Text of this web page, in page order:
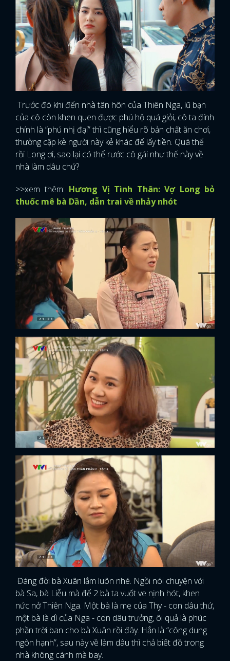
Trước đó khi đến nhà tân hôn của Thiên Nga, lũ bạn
của cô còn khen quen được phú hộ quá giỏi, cô ta đính
chính là “phú nhị đại” thì cũng hiểu rõ bản chất ăn chơi,
thường cặp kè người này kẻ khác để lấy tiền. Quá thể
rồi Long ơi, sao lại có thể rước cô gái như thế này về
nhà làm dâu chứ?
>>xem thêm: Hương Vị Tình Thân: Vợ Long bỏ
thuốc mê bà Dần, dẫn trai về nhảy nhót
Đáng đời bà Xuân lắm luôn nhé. Ngồi nói chuyện với
bà Sa, bà Liễu mà để 2 bà ta vuốt ve nịnh hót, khen
nức nở Thiên Nga. Một bà là mẹ của Thy - con dâu thứ,
một bà là dì của Nga - con dâu trưởng, ôi quả là phúc
phần trời ban cho bà Xuân rồi đây. Hẳn là “công dung
ngôn hạnh”, sau này về làm dâu thì chả biết đồ trong
nhà không cánh mà bay.